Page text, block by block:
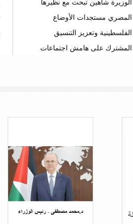
الوزيرة شاهين تبحث مع نظيرها
المصري مستجدات الأوضاع
الفلسطينية وتعزيز التنسيق
المشترك على هامش اجتماعات